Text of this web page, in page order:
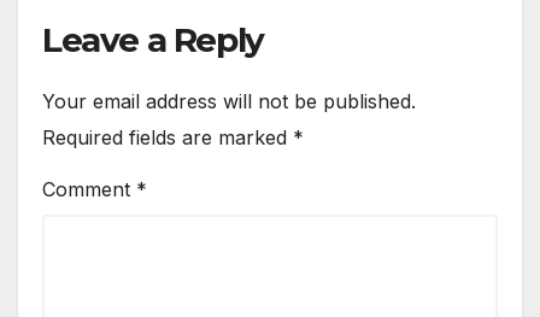
Leave a Reply
Your email address will not be published.
Required fields are marked *
Comment *